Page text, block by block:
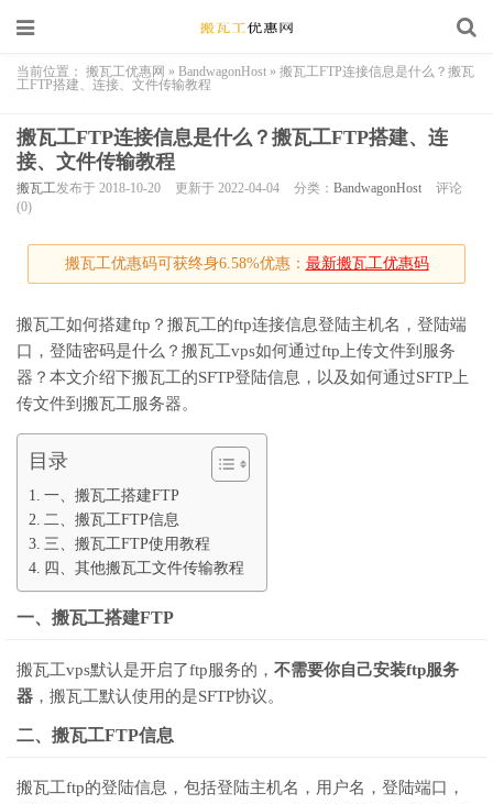
当前位置： 搬瓦工优惠网 » BandwagonHost » 搬瓦工FTP连接信息是什么？搬瓦
工FTP搭建、连接、文件传输教程
搬瓦工FTP连接信息是什么？搬瓦工FTP搭建、连
接、文件传输教程
搬瓦工发布于 2018-10-20 更新于 2022-04-04 分类： BandwagonHost
评论
(0)
搬瓦工优惠码可获终身6.58%优惠： 最新搬瓦工优惠码
搬瓦工如何搭建ftp？搬瓦工的ftp连接信息登陆主机名，登陆端
口，登陆密码是什么？搬瓦工vps如何通过ftp上传文件到服务
器？本文介绍下搬瓦工的SFTP登陆信息，以及如何通过SFTP上
传文件到搬瓦工服务器。
目录
一、搬瓦工搭建FTP
二、搬瓦工FTP信息
三、搬瓦工FTP使用教程
四、其他搬瓦工文件传输教程
一、搬瓦工搭建FTP
搬瓦工vps默认是开启了ftp服务的， 不需要你自己安装ftp服务
器 ，搬瓦工默认使用的是SFTP协议。
二、搬瓦工FTP信息
搬瓦工ftp的登陆信息，包括登陆主机名，用户名，登陆端口，